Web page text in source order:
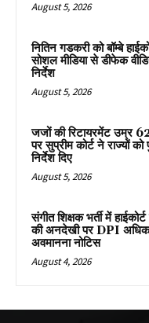
August 5, 2026
नितिन गडकरी को बॉम्बे
सोशल मीडिया से डीफेक
निर्देश
August 5, 2026
जजों की रिटायरमेंट उम्र
पर सुप्रीम कोर्ट ने राज्यों को
निर्देश दिए
August 5, 2026
संगीत शिक्षक भर्ती में
की अनदेखी पर DPI
अवमानना नोटिस
August 4, 2026